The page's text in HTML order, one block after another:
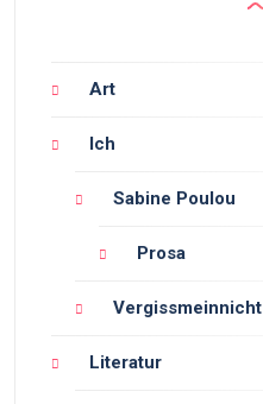
Art
Ich
Sabine Poulou
Prosa
Vergissmeinnicht
Literatur